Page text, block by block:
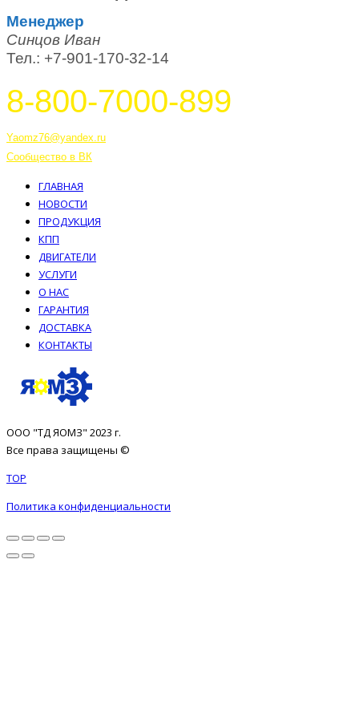
Менеджер
Синцов Иван
Тел.: +7-901-170-32-14
8-800-7000-899
Yaomz76@yandex.ru
Сообщество в ВК
ГЛАВНАЯ
НОВОСТИ
ПРОДУКЦИЯ
КПП
ДВИГАТЕЛИ
УСЛУГИ
О НАС
ГАРАНТИЯ
ДОСТАВКА
КОНТАКТЫ
ООО "ТД ЯОМЗ" 2023 г.
Все права защищены ©
TOP
Политика конфиденциальности